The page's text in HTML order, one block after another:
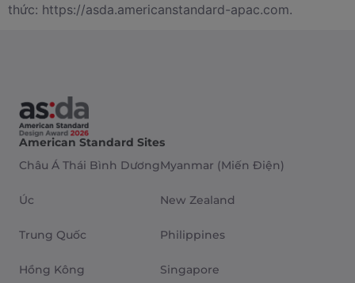
thức: https://asda.americanstandard-apac.com.
American Standard Sites
Châu Á Thái Bình Dương
Úc
Trung Quốc
Hồng Kông
Myanmar (Miến Điện)
New Zealand
Philippines
Singapore